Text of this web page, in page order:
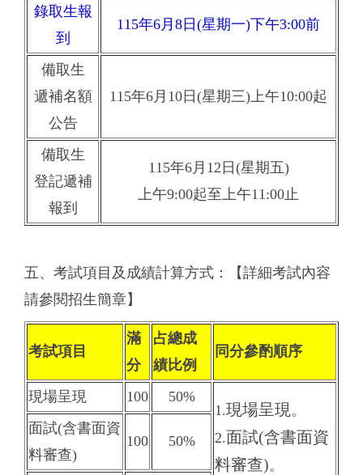
錄取生報
到
115年6月8日(星期一)下午3:00前
備取生
遞補名額
公告
115年6月10日(星期三)上午10:00起
備取生
登記遞補
報到
115年6月12日(星期五)
上午9:00起至上午11:00止
五、考試項目及成績計算方式：【詳細考試內容
請參閱招生簡章】
考試項目
滿
分
占總成
績比例
同分參酌順序
現場呈現 100
50%
1.現場呈現。
2.面試(含書面資
料審查)。
面試(含書面資
料審查)
100 50%